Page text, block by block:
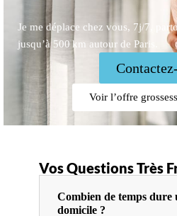
Je me déplace chez vous, 7j/7,
jusqu’à 500 km autour de Paris.
Voir l’offre
Vos Questions Très
Combien de temps dure
domicile ?